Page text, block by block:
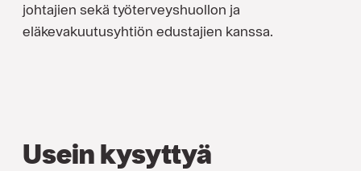
johtajien sekä työterveyshuollon ja
eläkevakuutusyhtiön edustajien kanssa.
Usein kysyttyä